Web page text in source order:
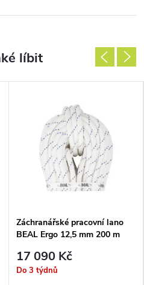
Záchranářské pracovní lano
BEAL Ergo 12,5 mm 200 m
17 090 Kč
Do 3 týdnů